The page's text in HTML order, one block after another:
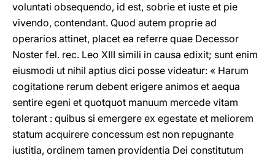
voluntati obsequendo, id est, sobrie et iuste et pie
vivendo, contendant. Quod autem proprie ad
operarios attinet, placet ea referre quae Decessor
Noster fel. rec. Leo XIII simili in causa edixit; sunt enim
eiusmodi ut nihil aptius dici posse videatur: « Harum
cogitatione rerum debent erigere animos et aequa
sentire egeni et quotquot manuum mercede vitam
tolerant : quibus si emergere ex egestate et meliorem
statum acquirere concessum est non repugnante
iustitia, ordinem tamen providentia Dei constitutum